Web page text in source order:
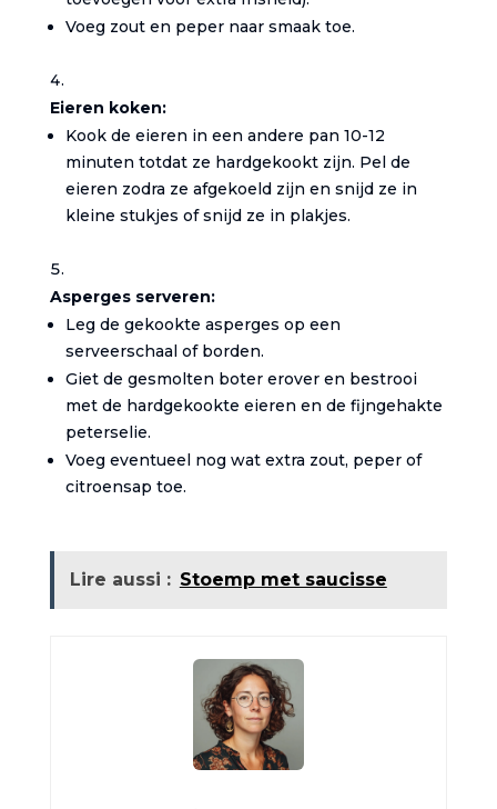
Voeg zout en peper naar smaak toe.
Eieren koken:
Kook de eieren in een andere pan 10-12
minuten totdat ze hardgekookt zijn. Pel de
eieren zodra ze afgekoeld zijn en snijd ze in
kleine stukjes of snijd ze in plakjes.
Asperges serveren:
Leg de gekookte asperges op een
serveerschaal of borden.
Giet de gesmolten boter erover en bestrooi
met de hardgekookte eieren en de fijngehakte
peterselie.
Voeg eventueel nog wat extra zout, peper of
citroensap toe.
Lire aussi : Stoemp met saucisse